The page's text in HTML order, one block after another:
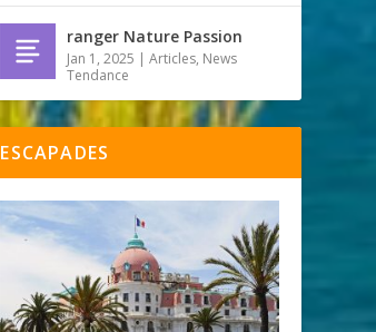
ranger Nature Passion
Jan 1, 2025 |Articles, News
Tendance
ESCAPADES